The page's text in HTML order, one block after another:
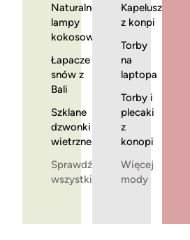
Naturalne
lampy
kokosowe
Łapacze
snów z
Bali
Szklane
dzwonki
wietrzne
Sprawdź
wszystkie
Kapelusze
z konpi
Torby
na
laptopa
Torby i
plecaki
z
konopi
Więcej
mody